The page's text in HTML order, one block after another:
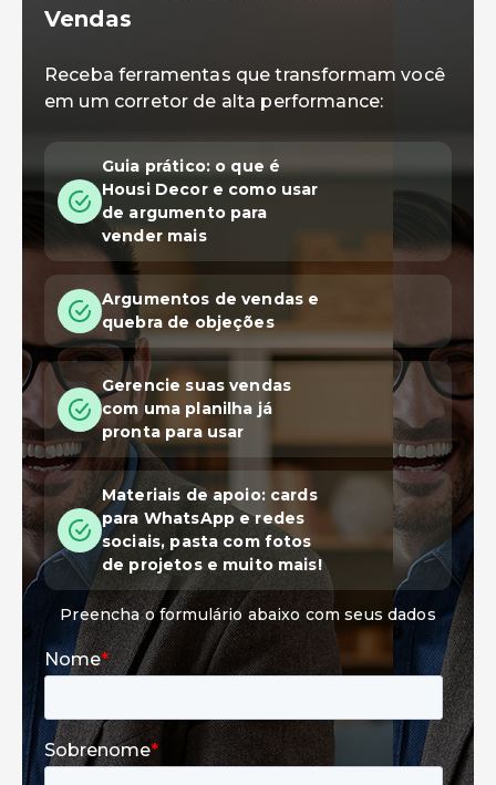
Vendas
Receba ferramentas que transformam você
em um corretor de alta performance:
Guia prático: o que é
Housi Decor e como usar
de argumento para
vender mais
Argumentos de vendas e
quebra de objeções
Gerencie suas vendas
com uma planilha já
pronta para usar
Materiais de apoio: cards
para WhatsApp e redes
sociais, pasta com fotos
de projetos e muito mais!
Preencha o formulário abaixo com seus dados